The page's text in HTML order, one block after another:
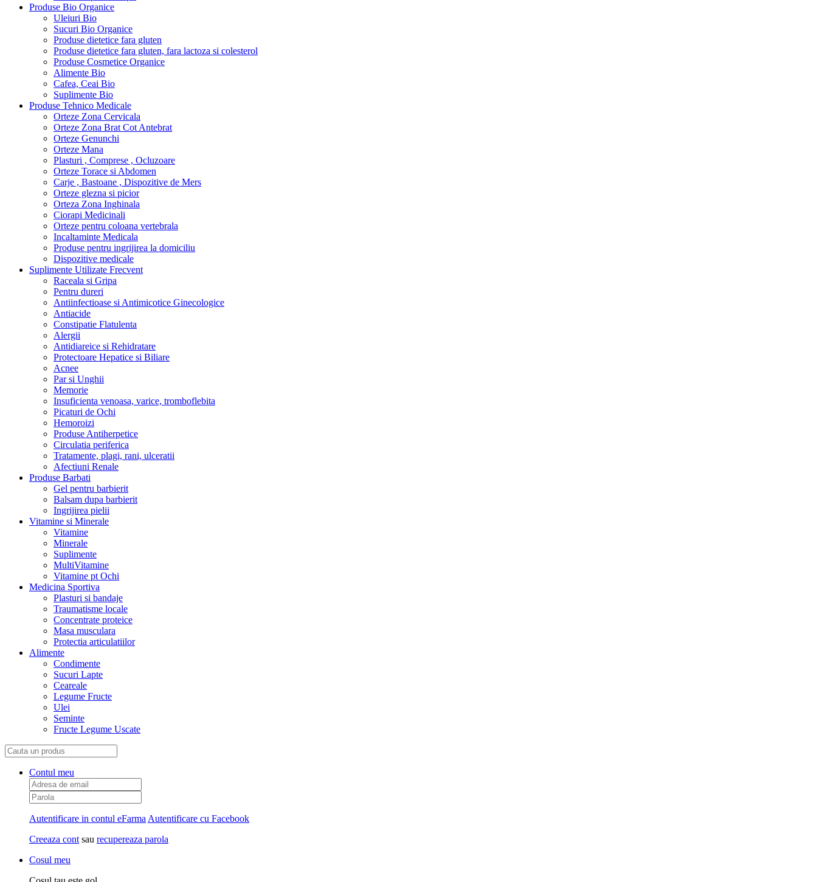
Produse Bio Organice
Uleiuri Bio
Sucuri Bio Organice
Produse dietetice fara gluten
Produse dietetice fara gluten, fara lactoza si colesterol
Produse Cosmetice Organice
Alimente Bio
Cafea, Ceai Bio
Suplimente Bio
Produse Tehnico Medicale
Orteze Zona Cervicala
Orteze Zona Brat Cot Antebrat
Orteze Genunchi
Orteze Mana
Plasturi , Comprese , Ocluzoare
Orteze Torace si Abdomen
Carje , Bastoane , Dispozitive de Mers
Orteze glezna si picior
Orteza Zona Inghinala
Ciorapi Medicinali
Orteze pentru coloana vertebrala
Incaltaminte Medicala
Produse pentru ingrijirea la domiciliu
Dispozitive medicale
Suplimente Utilizate Frecvent
Raceala si Gripa
Pentru dureri
Antiinfectioase si Antimicotice Ginecologice
Antiacide
Constipatie Flatulenta
Alergii
Antidiareice si Rehidratare
Protectoare Hepatice si Biliare
Acnee
Par si Unghii
Memorie
Insuficienta venoasa, varice, tromboflebita
Picaturi de Ochi
Hemoroizi
Produse Antiherpetice
Circulatia periferica
Tratamente, plagi, rani, ulceratii
Afectiuni Renale
Produse Barbati
Gel pentru barbierit
Balsam dupa barbierit
Ingrijirea pielii
Vitamine si Minerale
Vitamine
Minerale
Suplimente
MultiVitamine
Vitamine pt Ochi
Medicina Sportiva
Plasturi si bandaje
Traumatisme locale
Concentrate proteice
Masa musculara
Protectia articulatiilor
Alimente
Condimente
Sucuri Lapte
Ceareale
Legume Fructe
Ulei
Seminte
Fructe Legume Uscate
Contul meu
Autentificare in contul eFarma Autentificare cu Facebook
Creeaza cont sau recupereaza parola
Cosul meu